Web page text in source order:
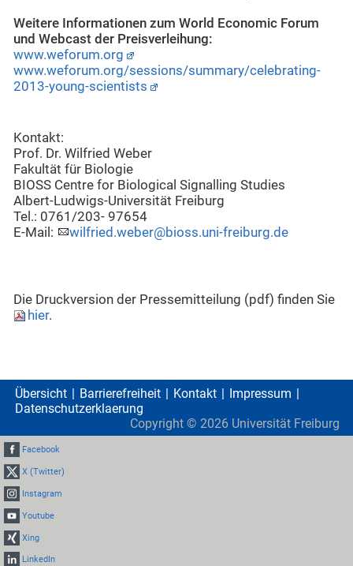
Weitere Informationen zum World Economic Forum
und Webcast der Preisverleihung:
www.weforum.org
www.weforum.org/sessions/summary/celebrating-
2013-young-scientists
Kontakt:
Prof. Dr. Wilfried Weber
Fakultät für Biologie
BIOSS Centre for Biological Signalling Studies
Albert-Ludwigs-Universität Freiburg
Tel.: 0761/203- 97654
E-Mail:
wilfried.weber@bioss.uni-freiburg.de
Die Druckversion der Pressemitteilung (pdf) finden Sie
hier.
Übersicht Barrierefreiheit Kontakt
Impressum
Datenschutzerklaerung
Copyright © 2026 Universität Freiburg
Facebook
X (Twitter)
Instagram
Youtube
Xing
LinkedIn